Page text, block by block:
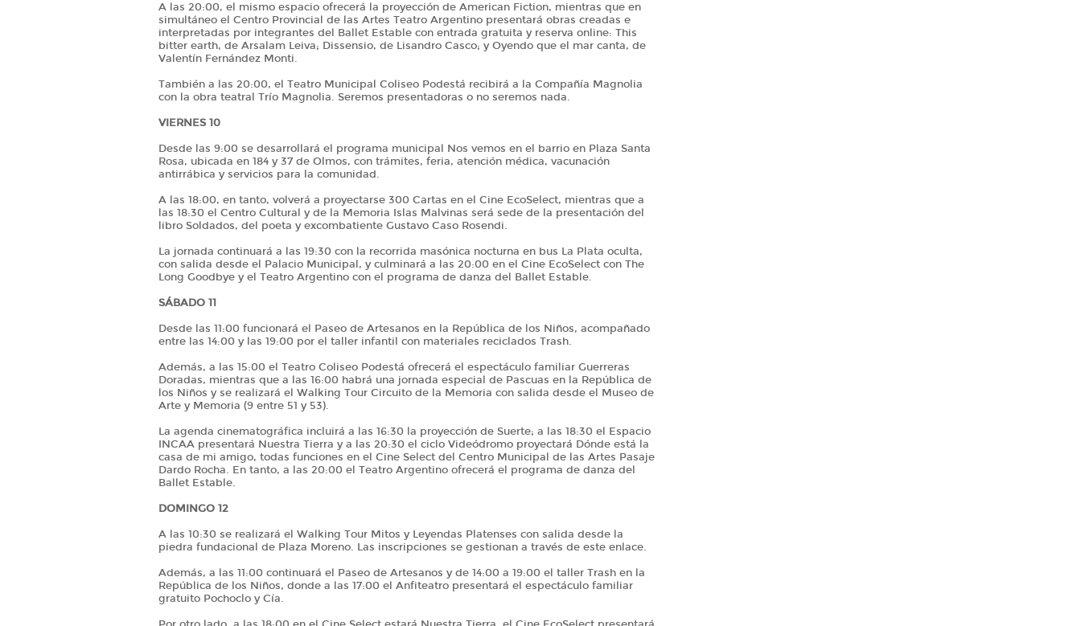
A las 20:00, el mismo espacio ofrecerá la proyección de American Fiction, mientras que en
simultáneo el Centro Provincial de las Artes Teatro Argentino presentará obras creadas e
interpretadas por integrantes del Ballet Estable con entrada gratuita y reserva online: This
bitter earth, de Arsalam Leiva; Dissensio, de Lisandro Casco; y Oyendo que el mar canta, de
Valentín Fernández Monti.
También a las 20:00, el Teatro Municipal Coliseo Podestá recibirá a la Compañía Magnolia
con la obra teatral Trío Magnolia. Seremos presentadoras o no seremos nada.
VIERNES 10
Desde las 9:00 se desarrollará el programa municipal Nos vemos en el barrio en Plaza Santa
Rosa, ubicada en 184 y 37 de Olmos, con trámites, feria, atención médica, vacunación
antirrábica y servicios para la comunidad.
A las 18:00, en tanto, volverá a proyectarse 300 Cartas en el Cine EcoSelect, mientras que a
las 18:30 el Centro Cultural y de la Memoria Islas Malvinas será sede de la presentación del
libro Soldados, del poeta y excombatiente Gustavo Caso Rosendi.
La jornada continuará a las 19:30 con la recorrida masónica nocturna en bus La Plata oculta,
con salida desde el Palacio Municipal, y culminará a las 20:00 en el Cine EcoSelect con The
Long Goodbye y el Teatro Argentino con el programa de danza del Ballet Estable.
SÁBADO 11
Desde las 11:00 funcionará el Paseo de Artesanos en la República de los Niños, acompañado
entre las 14:00 y las 19:00 por el taller infantil con materiales reciclados Trash.
Además, a las 15:00 el Teatro Coliseo Podestá ofrecerá el espectáculo familiar Guerreras
Doradas, mientras que a las 16:00 habrá una jornada especial de Pascuas en la República de
los Niños y se realizará el Walking Tour Circuito de la Memoria con salida desde el Museo de
Arte y Memoria (9 entre 51 y 53).
La agenda cinematográfica incluirá a las 16:30 la proyección de Suerte; a las 18:30 el Espacio
INCAA presentará Nuestra Tierra y a las 20:30 el ciclo Videódromo proyectará Dónde está la
casa de mi amigo, todas funciones en el Cine Select del Centro Municipal de las Artes Pasaje
Dardo Rocha. En tanto, a las 20:00 el Teatro Argentino ofrecerá el programa de danza del
Ballet Estable.
DOMINGO 12
A las 10:30 se realizará el Walking Tour Mitos y Leyendas Platenses con salida desde la
piedra fundacional de Plaza Moreno. Las inscripciones se gestionan a través de este enlace.
Además, a las 11:00 continuará el Paseo de Artesanos y de 14:00 a 19:00 el taller Trash en la
República de los Niños, donde a las 17:00 el Anfiteatro presentará el espectáculo familiar
gratuito Pochoclo y Cía.